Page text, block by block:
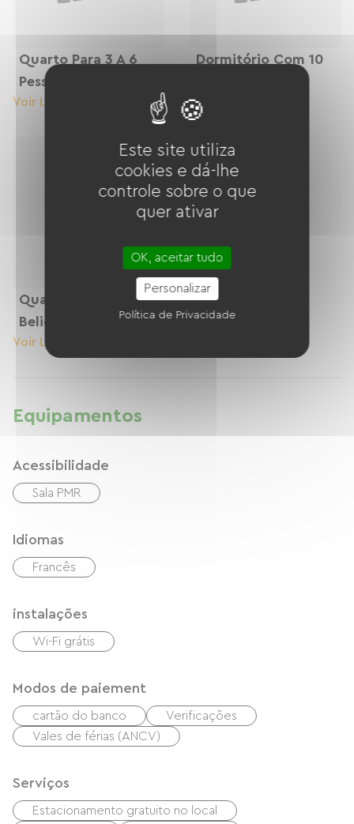
Quarto Para 3 A 6
Pessoas
Voir Le Logement
Dormitório Com 10
Voir Le Logement
Quarto Com
Beliches
Voir Le Logement
Equipamentos
Acessibilidade
Sala PMR
Idiomas
Francês
instalações
Wi-Fi grátis
Modos de paiement
cartão do banco
Verificações
Vales de férias (ANCV)
Serviços
Estacionamento gratuito no local
Este site utiliza
cookies e dá-lhe
controle sobre o que
quer ativar
OK, aceitar tudo
Personalizar
Política de Privacidade